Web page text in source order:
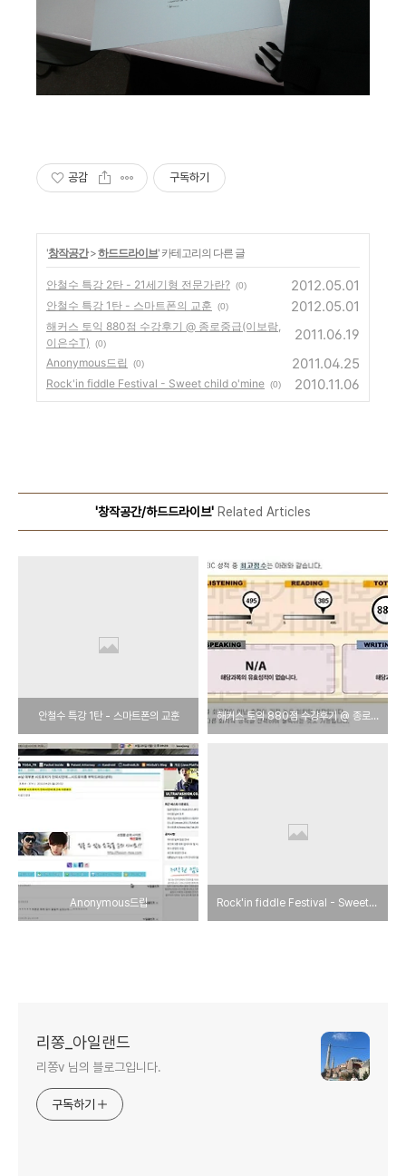
공감 구독하기
'창작공간>하드드라이브' 카테고리의 다른 글
안철수 특강 2탄 - 21세기형 전문가란? (0) 2012.05.01
안철수 특강 1탄 - 스마트폰의 교훈 (0) 2012.05.01
해커스 토익 880점 수강후기 @ 종로중급(이보람,
이은수T)
(0)
2011.06.19
Anonymous드립 (0) 2011.04.25
Rock'in fiddle Festival - Sweet child o'mine (0) 2010.11.06
'창작공간/하드드라이브' Related Articles
안철수 특강 1탄 - 스마트폰의 교훈 해커스 토익 880점 수강후기 @ 종로중급(이보람,이은수T)
Anonymous드립 Rock'in fiddle Festival - Sweet child o'mine
리쫑_아일랜드
리쫑v 님의 블로그입니다.
구독하기